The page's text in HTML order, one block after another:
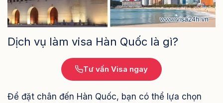
Dịch vụ làm visa Hàn Quốc là gì?
Tư vấn Visa ngay
Để đặt chân đến Hàn Quốc, bạn có thể lựa chọn